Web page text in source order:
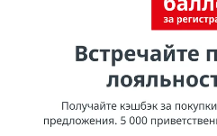
здоровья при использовании
проведенному МАИР
изучению рака), ВОЗ
здравоохранения) отнесла
(1979) и Дополнение 7.70